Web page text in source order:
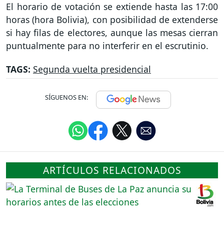
El horario de votación se extiende hasta las 17:00
horas (hora Bolivia), con posibilidad de extenderse
si hay filas de electores, aunque las mesas cierran
puntualmente para no interferir en el escrutinio.
TAGS: Segunda vuelta presidencial
SÍGUENOS EN:
ARTÍCULOS RELACIONADOS